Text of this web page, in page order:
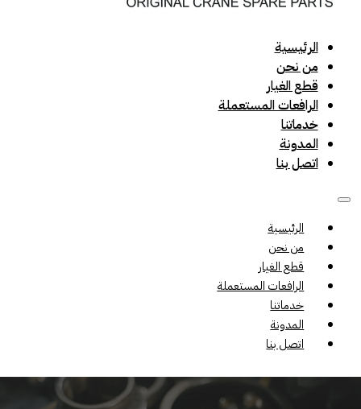
الرئيسية
من نحن
قطع الغيار
الرافعات المستعملة
خدماتنا
المدونة
اتصل بنا
الرئيسية
من نحن
قطع الغيار
الرافعات المستعملة
خدماتنا
المدونة
اتصل بنا